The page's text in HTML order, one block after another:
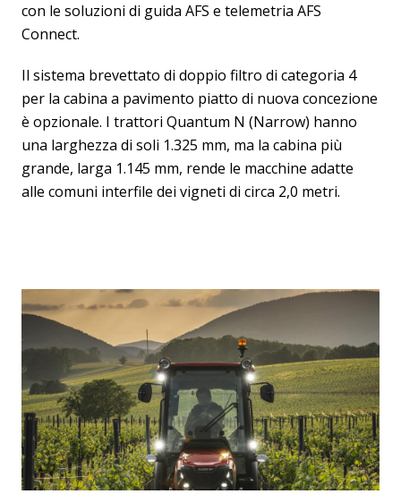
con le soluzioni di guida AFS e telemetria AFS
Connect.
Il sistema brevettato di doppio filtro di categoria 4
per la cabina a pavimento piatto di nuova concezione
è opzionale. I trattori Quantum N (Narrow) hanno
una larghezza di soli 1.325 mm, ma la cabina più
grande, larga 1.145 mm, rende le macchine adatte
alle comuni interfile dei vigneti di circa 2,0 metri.